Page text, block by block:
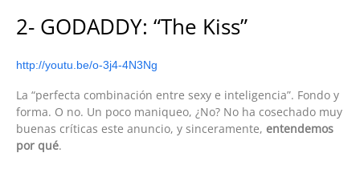
2- GODADDY: “The Kiss”
http://youtu.be/o-3j4-4N3Ng
La “perfecta combinación entre sexy e inteligencia”. Fondo y
forma. O no. Un poco maniqueo, ¿No? No ha cosechado muy
buenas críticas este anuncio, y sinceramente, entendemos
por qué.